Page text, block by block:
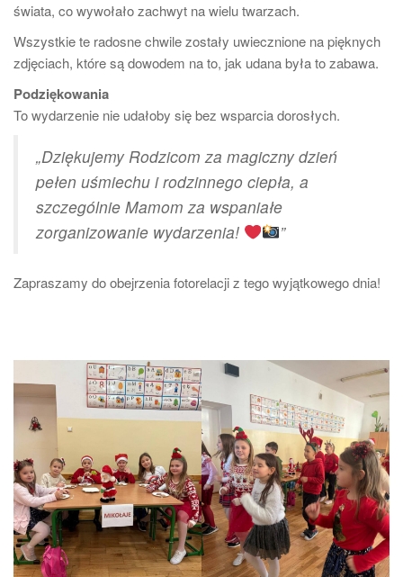
świata, co wywołało zachwyt na wielu twarzach.
Wszystkie te radosne chwile zostały uwiecznione na pięknych
zdjęciach, które są dowodem na to, jak udana była to zabawa.
Podziękowania
To wydarzenie nie udałoby się bez wsparcia dorosłych.
„Dziękujemy Rodzicom za magiczny dzień
pełen uśmiechu i rodzinnego ciepła, a
szczególnie Mamom za wspaniałe
zorganizowanie wydarzenia!
”
Zapraszamy do obejrzenia fotorelacji z tego wyjątkowego dnia!